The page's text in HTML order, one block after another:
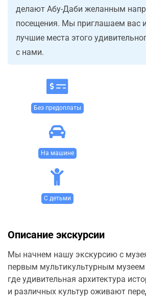
делают Абу-Даби желанным
посещения. Мы приглашаем вас
лучшие места этого
с нами.
Без предоплаты
На машине
С детьми
Описание экскурсии
Мы начнем нашу экскурсию с
первым мультикультурным
где удивительная архитектура
и различных культур оживают